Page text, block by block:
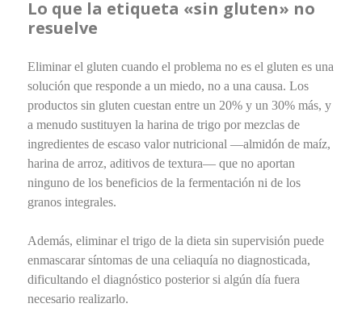
Lo que la etiqueta «sin gluten» no
resuelve
Eliminar el gluten cuando el problema no es el gluten es una
solución que responde a un miedo, no a una causa. Los
productos sin gluten cuestan entre un 20% y un 30% más, y
a menudo sustituyen la harina de trigo por mezclas de
ingredientes de escaso valor nutricional —almidón de maíz,
harina de arroz, aditivos de textura— que no aportan
ninguno de los beneficios de la fermentación ni de los
granos integrales.
Además, eliminar el trigo de la dieta sin supervisión puede
enmascarar síntomas de una celiaquía no diagnosticada,
dificultando el diagnóstico posterior si algún día fuera
necesario realizarlo.